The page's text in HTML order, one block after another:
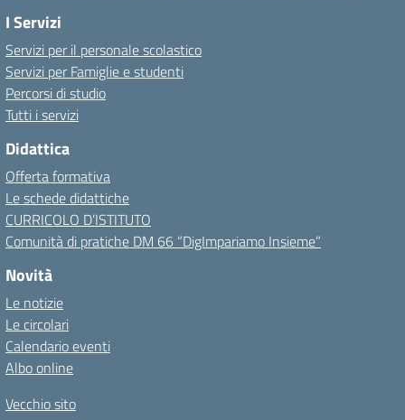
I Servizi
Servizi per il personale scolastico
Servizi per Famiglie e studenti
Percorsi di studio
Tutti i servizi
Didattica
Offerta formativa
Le schede didattiche
CURRICOLO D’ISTITUTO
Comunità di pratiche DM 66 “DigImpariamo Insieme”
Novità
Le notizie
Le circolari
Calendario eventi
Albo online
Vecchio sito